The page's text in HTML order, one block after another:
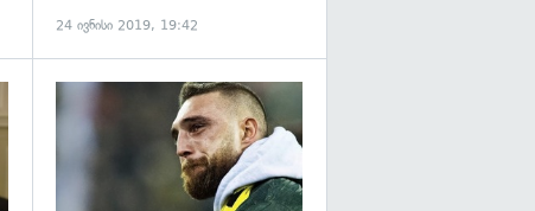
24 ივნისი 2019, 19:42